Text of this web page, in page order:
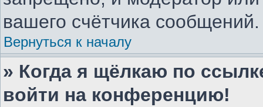
вашего счётчика сообщений.
Вернуться к началу
» Когда я щёлкаю по
войти на конференцию!